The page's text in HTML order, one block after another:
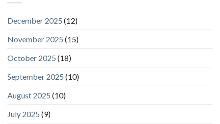
December 2025 (12)
November 2025 (15)
October 2025 (18)
September 2025 (10)
August 2025 (10)
July 2025 (9)